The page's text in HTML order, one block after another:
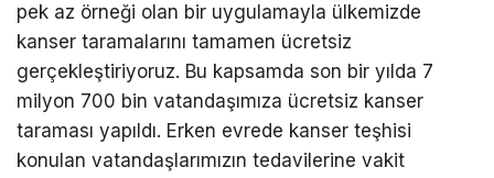
pek az örneği olan bir uygulamayla ülkemizde
kanser taramalarını tamamen ücretsiz
gerçekleştiriyoruz. Bu kapsamda son bir yılda 7
milyon 700 bin vatandaşımıza ücretsiz kanser
taraması yapıldı. Erken evrede kanser teşhisi
konulan vatandaşlarımızın tedavilerine vakit